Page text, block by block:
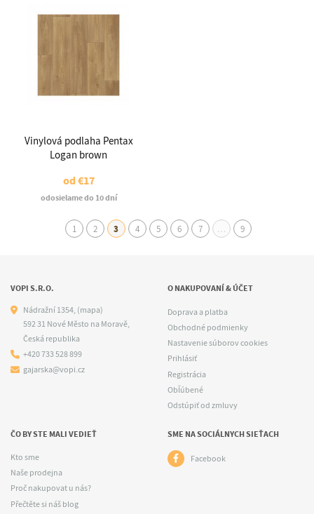
Vinylová podlaha Pentax
Logan brown
od€17
odosielame do 10 dní
1 2 3 4 5 6 7 … 9
VOPI S.R.O.
Nádražní 1354, (mapa)
592 31 Nové Město na Moravě,
Česká republika
+420 733 528 899
gajarska@vopi.cz
O NAKUPOVANÍ & ÚČET
Doprava a platba
Obchodné podmienky
Nastavenie súborov cookies
Prihlásiť
Registrácia
Obľúbené
Odstúpiť od zmluvy
ČO BY STE MALI VEDIEŤ
Kto sme
Naše prodejna
Proč nakupovat u nás?
Přečtěte si náš blog
SME NA SOCIÁLNYCH SIEŤACH
Facebook